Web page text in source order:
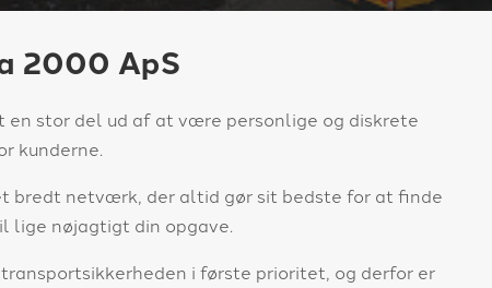
2000 ApS
en stor del ud af at være personlige og diskrete
kunderne.
bredt netværk, der altid gør sit bedste for at finde
lige nøjagtigt din opgave.
i første prioritet, og derfor er